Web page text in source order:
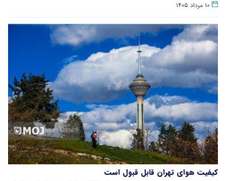
۱۰ مرداد ۱۴۰۵
کیفیت هوای تهران قابل قبول است